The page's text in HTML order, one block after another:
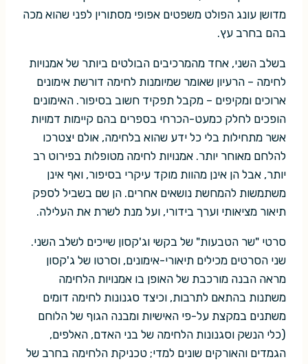
מדושן עונג הפולט משפטים אפופי מסתורין לפני שהוא מכה
בהם בחרב עץ.
בשלב השני, אחד מהמרכיבים הבולטים ביותר של אמנויות
לחימה – הרעיון שאומר שמיומנות לחימה דורשת אימונים
ארוכים ומקיפים – מקבל תפקיד חשוב בסיפור. האימונים
הופכים לחלק כמעט-הכרחי בספרים בהם קיימות דמויות
אשר מתחילות בלי כל ידע שהוא בלחימה, אולם יצטרכו
להלחם מאוחר יותר. אמנויות לחימה מטופלות בפירוט רב
יותר, אבל הן אינן מהוות מוקד עיקרי בסיפור, ואף אינן
משתמשות להמחשת נושאים אחרים. הן שם בשביל לספק
תיאור מציאותי וערך בידורי, ועל מנת לשרת את העלילה.
סרטי "שר הטבעות" של בקשי וג'קסון שייכים לשלב השני.
שני הסרטים מכילים תיאורי-אימונים, וסרטו של ג'קסון
מראה הבנה מורכבת של האופן בו אמנויות הלחימה
משתנות בהתאם לתרבות, וכיצד סגנונות לחימה דומים
משתנים במקצת על-פי האישיות ומבנה הגוף של הלוחם
(כלי הנשק וסגנונות הלחימה של בני האדם, האלפים,
הגמדים והאורקים שונים למדי; טכניקת הלחימה בחרב של